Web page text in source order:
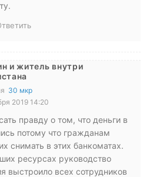
и житель внутри
30 мкр
2019 14:20
правду о том, что деньги в
потому что гражданам
снимать в этих банкоматах.
ресурсах руководство
выстроило всех сотрудников